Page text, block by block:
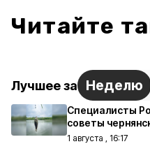
Читайте
Лучшее за Неделю
Специалисты
советы
1 августа , 16:17